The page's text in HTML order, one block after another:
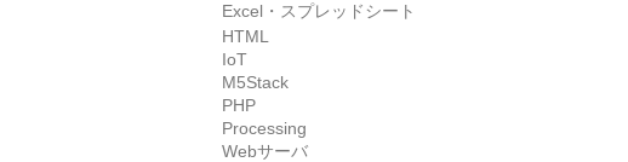
Excel・スプレッドシート
HTML
IoT
M5Stack
PHP
Processing
Webサーバ